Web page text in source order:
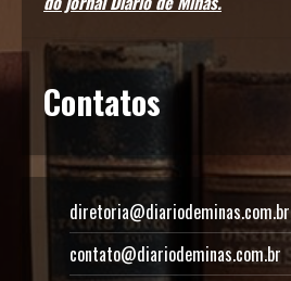
Contatos
diretoria@diariodeminas.com.br
contato@diariodeminas.com.br